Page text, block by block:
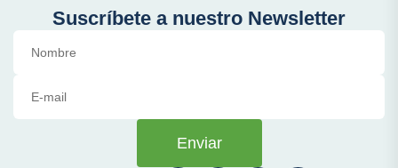
Suscríbete a nuestro Newsletter
Enviar